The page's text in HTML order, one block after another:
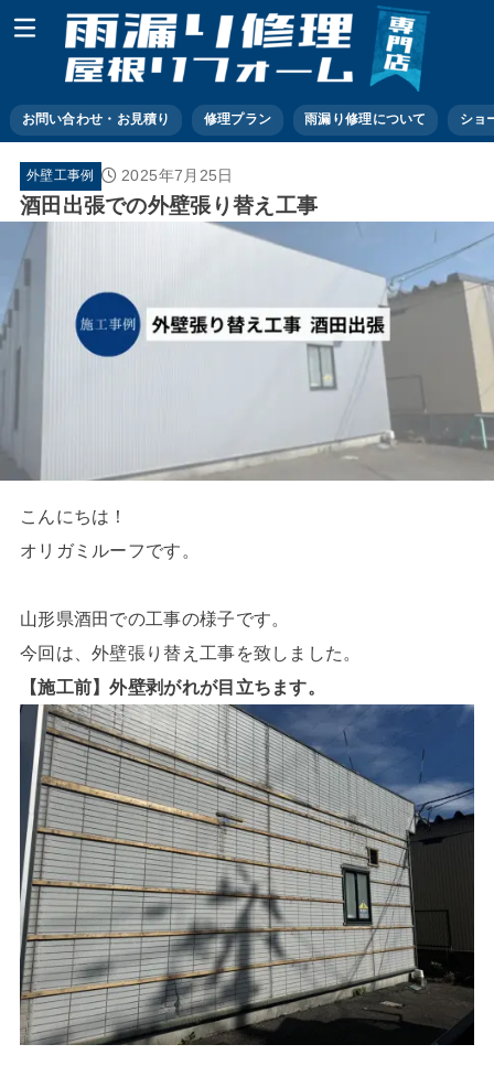
お問い合わせ・お見積り 修理プラン 雨漏り修理について ショ
外壁工事例 2025年7月25日
酒田出張での外壁張り替え工事
こんにちは！
オリガミルーフです。
山形県酒田での工事の様子です。
今回は、外壁張り替え工事を致しました。
【施工前】外壁剥がれが目立ちます。